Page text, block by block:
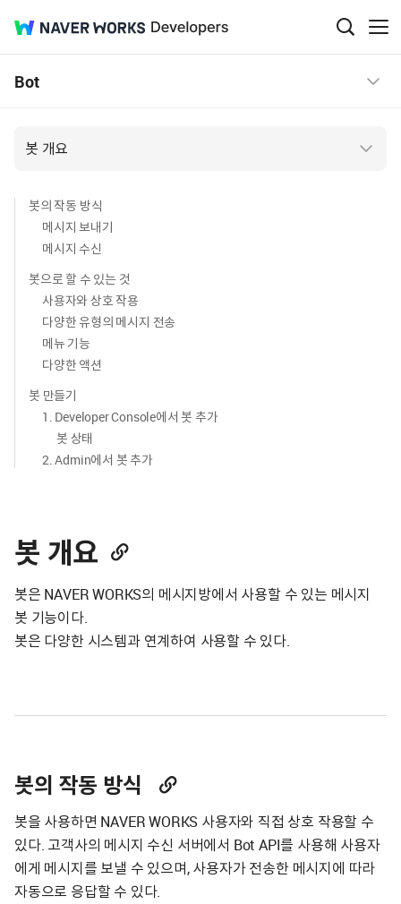
NAVER
WORKS
Developers
검
색
메
뉴
기
Bot
봇 개요
봇 개요
봇은 NAVER WORKS의 메시지방에서 사용할 수 있는 메시지
봇 기능이다.
봇은 다양한 시스템과 연계하여 사용할 수 있다.
봇의 작동 방식
봇을 사용하면 NAVER WORKS 사용자와 직접 상호 작용할 수
있다. 고객사의 메시지 수신 서버에서 Bot API를 사용해 사용자
에게 메시지를 보낼 수 있으며, 사용자가 전송한 메시지에 따라
자동으로 응답할 수 있다.
봇의 작동 방식
메시지 보내기
메시지 수신
봇으로 할 수 있는 것
사용자와 상호 작용
다양한 유형의 메시지 전송
메뉴 기능
다양한 액션
봇 만들기
1. Developer Console에서 봇 추가
봇 상태
2. Admin에서 봇 추가